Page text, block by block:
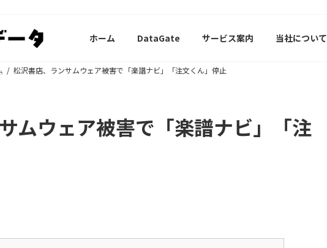
ホーム DataGate サービス案内 当社について
松沢書店、ランサムウェア被害で「楽譜ナビ」「注文くん」停止
ムウェア被害で「楽譜ナビ」「注